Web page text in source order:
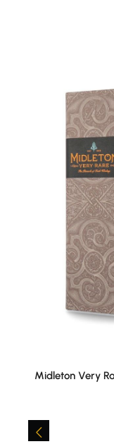
Midleton Very